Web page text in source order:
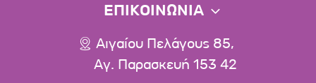
ΕΠΙΚΟΙΝΩΝΙΑ
Αιγαίου Πελάγους 85,
Αγ. Παρασκευή 153 42